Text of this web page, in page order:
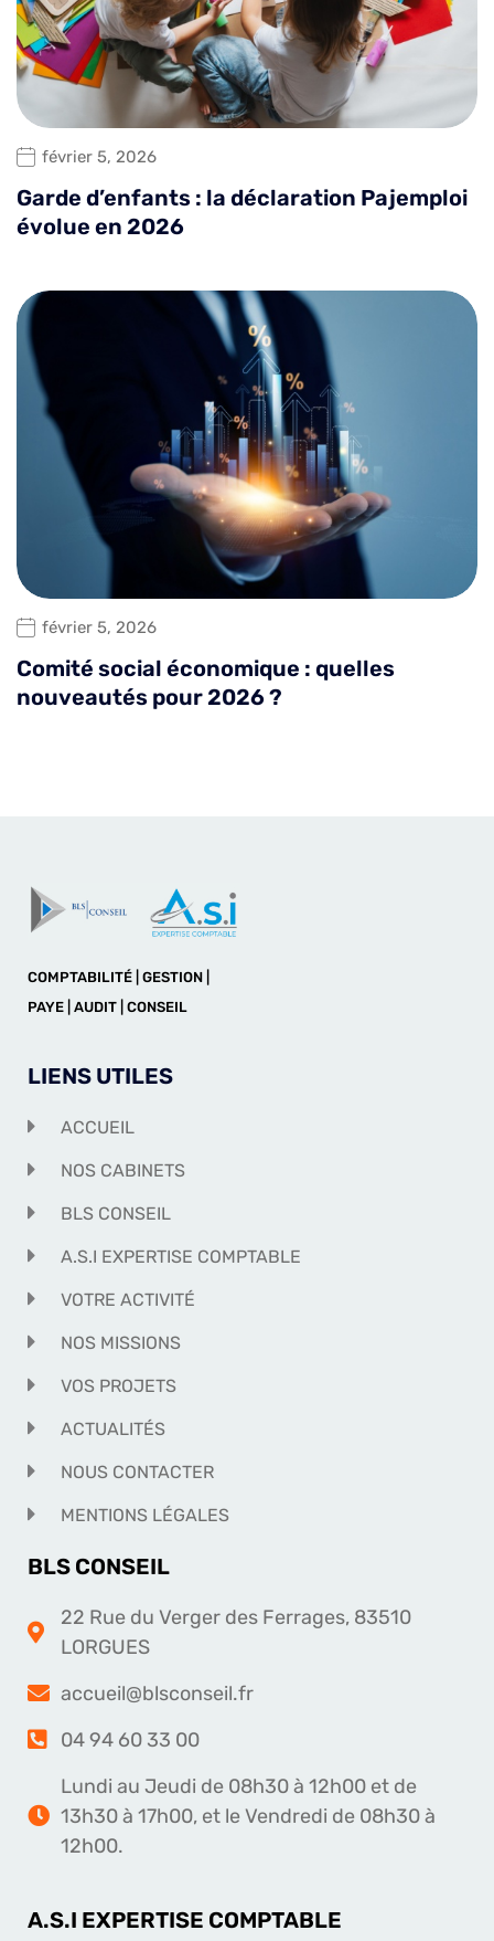
février 5, 2026
Garde d’enfants : la déclaration Pajemploi
évolue en 2026
février 5, 2026
Comité social économique : quelles
nouveautés pour 2026 ?
COMPTABILITÉ | GESTION |
PAYE | AUDIT | CONSEIL
LIENS UTILES
ACCUEIL
NOS CABINETS
BLS CONSEIL
A.S.I EXPERTISE COMPTABLE
VOTRE ACTIVITÉ
NOS MISSIONS
VOS PROJETS
ACTUALITÉS
NOUS CONTACTER
MENTIONS LÉGALES
BLS CONSEIL
22 Rue du Verger des Ferrages, 83510
LORGUES
accueil@blsconseil.fr
04 94 60 33 00
Lundi au Jeudi de 08h30 à 12h00 et de
13h30 à 17h00, et le Vendredi de 08h30 à
12h00.
A.S.I EXPERTISE COMPTABLE